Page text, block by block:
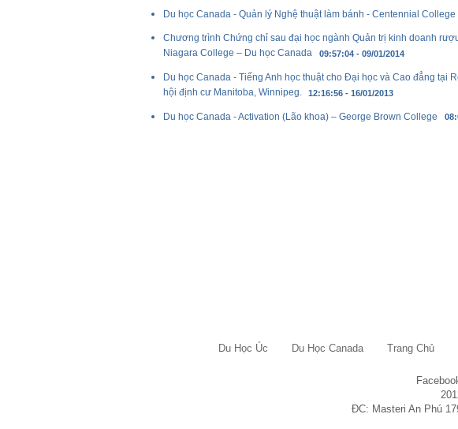
Du học Canada - Quản lý Nghệ thuật làm bánh - Centennial College
Chương trình Chứng chỉ sau đại học ngành Quản trị kinh doanh
Niagara College – Du học Canada 09:57:04 - 09/01/2014
Du học Canada - Tiếng Anh học thuật cho Đại học và Cao đẳng tại
hội định cư Manitoba, Winnipeg. 12:16:56 - 16/01/2013
Du học Canada - Activation (Lão khoa) – George Brown College
Du Học Úc Du Học Canada Trang Chủ
ĐC: Masteri An Phú